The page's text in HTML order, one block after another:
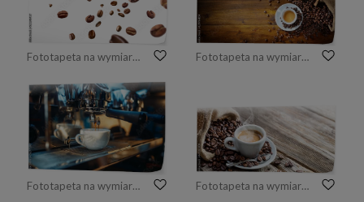
Fototapeta na wymiar Coffee beans piece fly isolated on white background with clipping path Fototapeta na wymiar Espresso i ziarna kawy
Fototapeta na wymiar Espresso machine pours fresh black coffee closeup Fototapeta na wymiar Filiżanka Kawy Espresso Z Ziarnami Na Stole Vintage